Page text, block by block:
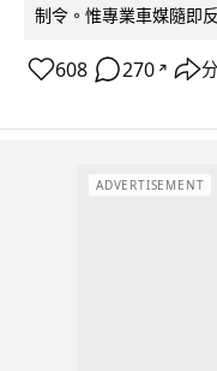
制令。惟專業車媒隨即
608 270 ↗
ADVERTISEMENT